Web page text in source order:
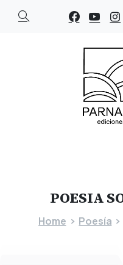
POESIA
Home Poesía